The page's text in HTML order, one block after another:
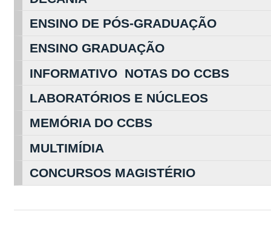
ENSINO DE PÓS-GRADUAÇÃO
ENSINO GRADUAÇÃO
INFORMATIVO NOTAS DO CCBS
LABORATÓRIOS E NÚCLEOS
MEMÓRIA DO CCBS
MULTIMÍDIA
CONCURSOS MAGISTÉRIO